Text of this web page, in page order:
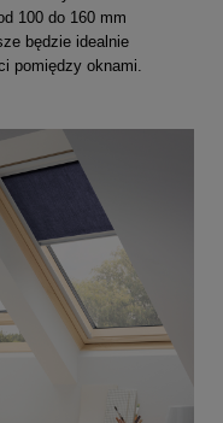
100 do 160 mm
będzie idealnie
pomiędzy oknami.